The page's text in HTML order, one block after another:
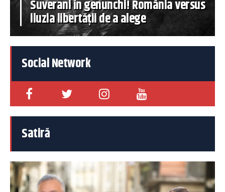
Suverani în genunchi! România versus
iluzia libertății de a alege
Social Network
Satiră